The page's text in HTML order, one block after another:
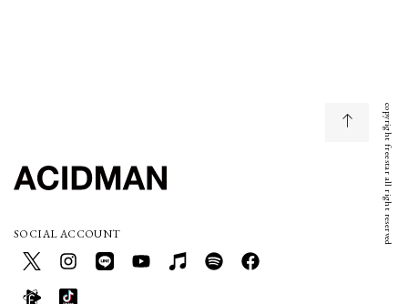
SOCIAL ACCOUNT copyright freestar all right reserved